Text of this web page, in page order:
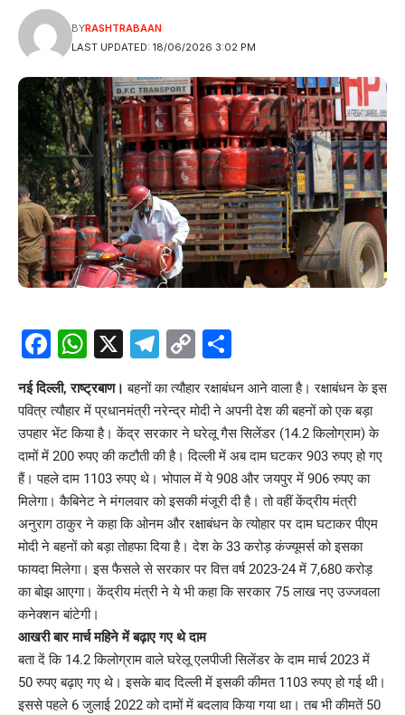
LAST UPDATED: 18/06/2026 3:02 PM
BYRASHTRABAAN
Facebook
WhatsApp
X Telegram
Copy
Link
नई दिल्ली, राष्ट्रबाण।बहनों का त्यौहार रक्षाबंधन आने वाला है। रक्षाबंधन के इस
पवित्र त्यौहार में प्रधानमंत्री नरेन्द्र मोदी ने अपनी देश की बहनों को एक बड़ा
उपहार भेंट किया है। केंद्र सरकार ने घरेलू गैस सिलेंडर (14.2 किलोग्राम) के
दामों में 200 रुपए की कटौती की है। दिल्ली में अब दाम घटकर 903 रुपए हो गए
हैं। पहले दाम 1103 रुपए थे। भोपाल में ये 908 और जयपुर में 906 रुपए का
मिलेगा। कैबिनेट ने मंगलवार को इसकी मंजूरी दी है। तो वहीं केंद्रीय मंत्री
अनुराग ठाकुर ने कहा कि ओनम और रक्षाबंधन के त्योहार पर दाम घटाकर पीएम
मोदी ने बहनों को बड़ा तोहफा दिया है। देश के 33 करोड़ कंज्यूमर्स को इसका
फायदा मिलेगा। इस फैसले से सरकार पर वित्त वर्ष 2023-24 में 7,680 करोड़
का बोझ आएगा। केंद्रीय मंत्री ने ये भी कहा कि सरकार 75 लाख नए उज्जवला
कनेक्शन बांटेगी।
आखरी बार मार्च महिने में बढ़ाए गए थे दाम
बता दें कि 14.2 किलोग्राम वाले घरेलू एलपीजी सिलेंडर के दाम मार्च 2023 में
50 रुपए बढ़ाए गए थे। इसके बाद दिल्ली में इसकी कीमत 1103 रुपए हो गई थी।
इससे पहले 6 जुलाई 2022 को दामों में बदलाव किया गया था। तब भी कीमतें 50